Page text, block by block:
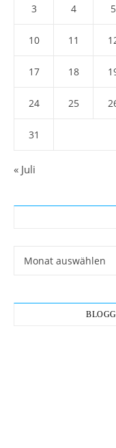
3 4 5
10 11
17 18
24 25
31
« Juli